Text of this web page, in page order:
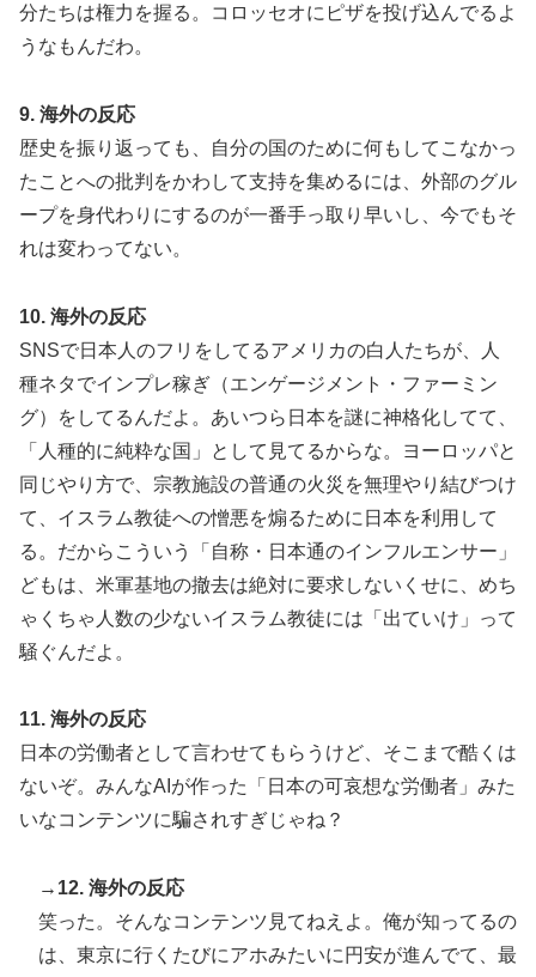
分たちは権力を握る。コロッセオにピザを投げ込んでるよ
うなもんだわ。
9. 海外の反応
歴史を振り返っても、自分の国のために何もしてこなかっ
たことへの批判をかわして支持を集めるには、外部のグル
ープを身代わりにするのが一番手っ取り早いし、今でもそ
れは変わってない。
10. 海外の反応
SNSで日本人のフリをしてるアメリカの白人たちが、人
種ネタでインプレ稼ぎ（エンゲージメント・ファーミン
グ）をしてるんだよ。あいつら日本を謎に神格化してて、
「人種的に純粋な国」として見てるからな。ヨーロッパと
同じやり方で、宗教施設の普通の火災を無理やり結びつけ
て、イスラム教徒への憎悪を煽るために日本を利用して
る。だからこういう「自称・日本通のインフルエンサー」
どもは、米軍基地の撤去は絶対に要求しないくせに、めち
ゃくちゃ人数の少ないイスラム教徒には「出ていけ」って
騒ぐんだよ。
11. 海外の反応
日本の労働者として言わせてもらうけど、そこまで酷くは
ないぞ。みんなAIが作った「日本の可哀想な労働者」みた
いなコンテンツに騙されすぎじゃね？
→12. 海外の反応
笑った。そんなコンテンツ見てねえよ。俺が知ってるの
は、東京に行くたびにアホみたいに円安が進んでて、最